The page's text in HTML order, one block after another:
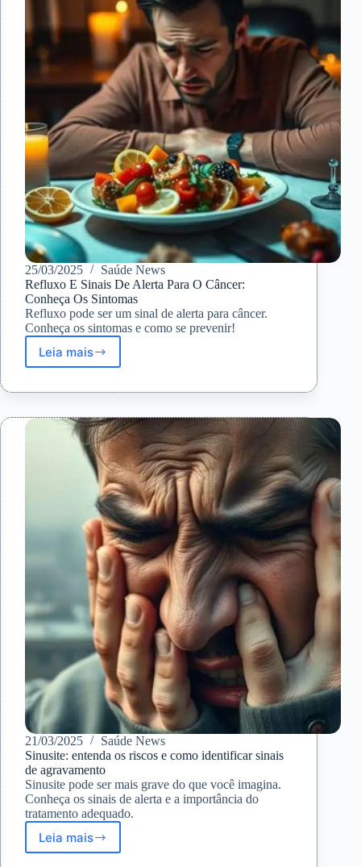
25/03/2025
Saúde News
Refluxo E Sinais De Alerta Para O Câncer:
Conheça Os Sintomas
Refluxo pode ser um sinal de alerta para câncer.
Conheça os sintomas e como se prevenir!
Leia mais
Refluxo
Sinais
Alerta
Para
O
Câncer:
Conheça
Sintomas
21/03/2025
Saúde News
Sinusite: entenda os riscos e como identificar sinais
de agravamento
Sinusite pode ser mais grave do que você imagina.
Conheça os sinais de alerta e a importância do
tratamento adequado.
Leia maisSinusite: